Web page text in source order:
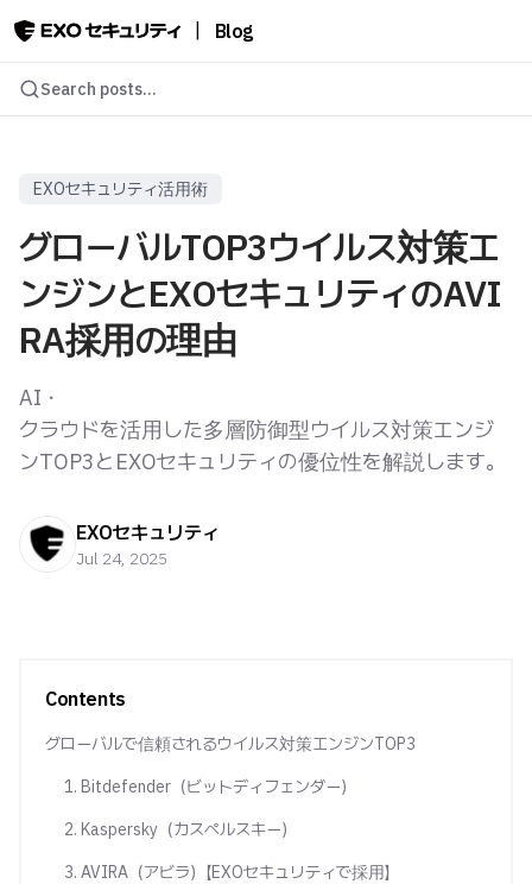
Blog
Search posts...
EXOセキュリティ活用術
グローバルTOP3ウイルス対策エ
ンジンとEXOセキュリティのAVI
RA採用の理由
AI・
クラウドを活用した多層防御型ウイルス対策エンジ
ンTOP3とEXOセキュリティの優位性を解説します。
EXOセキュリティ
Jul 24, 2025
Contents
グローバルで信頼されるウイルス対策エンジンTOP3
1. Bitdefender（ビットディフェンダー）
2. Kaspersky（カスペルスキー）
3. AVIRA（アビラ）【EXOセキュリティで採用】